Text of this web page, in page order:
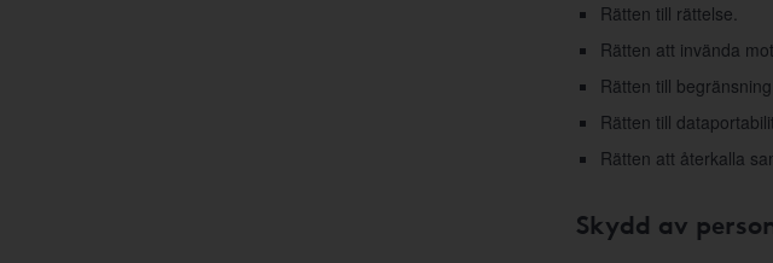
Rätten till rättelse.
Rätten att invända
Rätten till
Rätten till
Rätten att återkalla
Skydd av